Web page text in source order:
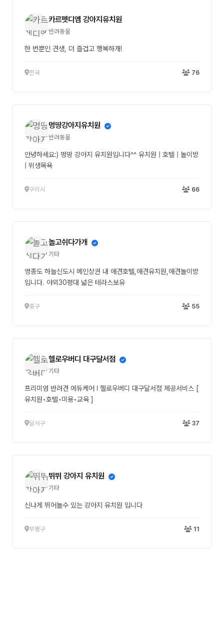
카르펫디엠 강아지유치원
반려동물
한 번뿐인 견생, 더 즐겁고 행복하개!
전국 76
멍땅강아지유치원
반려동물
안녕하세요:) 멍땅 강아지 유치원입니다^^ 유치원 | 호텔 | 놀이방
| 위생목욕
구리시 66
놀고쉬다가개
기타
영종도 하늘신도시 메인상권 내 애견호텔,애견유치원,애견놀이방
입니다. 야외30평대 넓은 테라스보유
중구 55
헬로우버디 대구달서점
기타
프리미엄 반려견 에듀케어 ⅼ 헬로우버디 대구달서점 제공서비스 [
유치원•호텔•미용•교육 ]
달서구 37
뛰뛰 강아지 유치원
기타
신나게 뛰어놀수 있는 강아지 유치원 입니다
부평구 11